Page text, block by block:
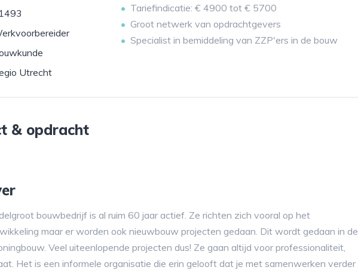
Utrecht
Tariefindicatie: € 4900 tot € 5700
Groot netwerk van opdrachtgevers
Specialist in bemiddeling van ZZP'ers in de bouw
& opdracht
bouwbedrijf is al ruim 60 jaar actief. Ze richten zich vooral op het
maar er worden ook nieuwbouw projecten gedaan. Dit wordt gedaan in de
Veel uiteenlopende projecten dus! Ze gaan altijd voor professionaliteit,
Het is een informele organisatie die erin gelooft dat je met samenwerken verder